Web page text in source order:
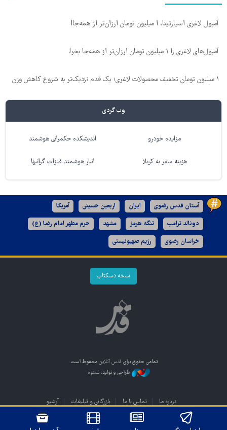
آمپول لاغری اسپارتینا، ا میلیون تومان ارزان‌تر از همه‌جا!
آمپول‌های لاغری را ۱ میلیون تومان ارزان‌تر از همه‌جا بخر!
۱ میلیون تومان تخفیف محصولات لاغری؛ یک قدم نزدیک‌تر به شروع کاهش وزن
وب گردی
مزایده خودرو اندیشکده حکمرانی هوشمند
هزینه سفر به کربلا انبار هوشمند فلزات گرانبها
آستان قدس رضوی ایران اربعین حسینی آمریکا
دونالد ترامپ تنگه هرمز مشهد حرم مطهر امام رضا (ع)
خراسان رضوی رژیم صهیونیستی
نسخه دسکتاپ
تمامی حقوق برای قدس آنلاین محفوظ است.
طراحی و تولید: نستوه
درباره ما تماس با ما بازرگانی و تبلیغات آرشیو